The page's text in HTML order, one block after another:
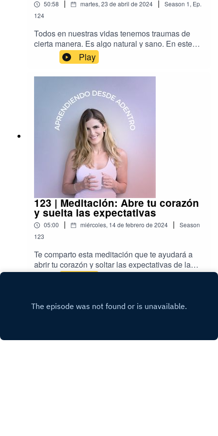
50:58 | martes, 23 de abril de 2024 | Season 1, Ep.
124
Todos en nuestras vidas tenemos traumas de
cierta manera. Es algo natural y sano. En este
episodio platiqué con Mariana Lee sobre el
trauma, ¿Qué es, cómo se aparece y qué
podemos hacer para sanarlo?Mariana es
especialista cínica en trauma, terapeuta EMDR y
IFS. Fundadora de samsaranava.orgComparte
este episodio y cuéntame en redes qué te
pareció. Me encuentras como @bernayoga
www.instagram.com/bernayogawww.tiktok.com/b
ernayogaEncuentras a mariana como
https://www.instagram.com/marianalee_com/http
s://marianalee.com/
Play
123 | Meditación: Abre tu corazón
y suelta las expectativas
05:00 | miércoles, 14 de febrero de 2024 |
Season
123
Te comparto esta meditación que te ayudará a
abrir tu corazón y soltar las expectativas de la
vida. Espero la disfrutes. Conecta conmigo por
ernayogawww.bernayoga.com